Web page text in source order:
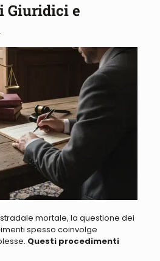
Giuridici e
mortale, la questione dei
spesso coinvolge
. Questi procedimenti